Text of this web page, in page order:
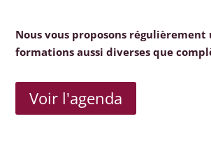
Nous vous proposons régulièrement
formations aussi diverses que
Voir l'agenda